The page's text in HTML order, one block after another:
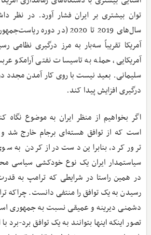
توان بیشتری بر ایران فشار آورد. در نظر
سال‌های 2019 تا 2020 (در دوره
آمریکا تقریباً سه‌بار به مرز درگیری نظامی
آمریکایی، حمله به تاسیسات نفتی آرامکو
سلیمانی. بعید نیست با روی کار آمدن مجدد
درگیری افزایش پیدا ‌کند.
اگر بخواهیم از منظر ایران به موضوع
است که از توافق هسته‌ای برجام خارج شد و
ترور کرد، بنابراین دست دراز کردن به
سیاستمدار ایران یک نوع خودکشی سیاسی
در همین راستا در شرایطی که ترامپ به
رسیدن به یک توافق را منتفی دانست. چراکه
دشمنی دیرینه و عمیقی نسبت به جمهوری
تصور اینکه اینها بتوانند به یک توافق برد-برد